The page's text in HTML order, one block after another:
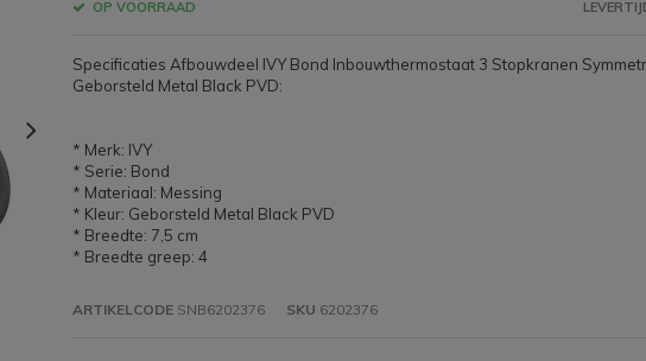
OP VOORRAAD
Specificaties Afbouwdeel IVY Bond Inbouwthermostaat 3 Stopkranen
Geborsteld Metal Black PVD:
* Merk: IVY
* Serie: Bond
* Materiaal: Messing
* Kleur: Geborsteld Metal Black PVD
* Breedte: 7,5 cm
* Breedte greep: 4
ARTIKELCODESNB6202376 SKU 6202376